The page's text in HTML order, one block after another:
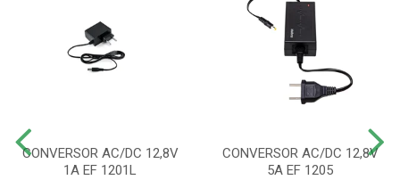
CONVERSOR AC/DC 12,8V
1A EF 1201L
CONVERSOR AC/DC 12,8V
5A EF 1205